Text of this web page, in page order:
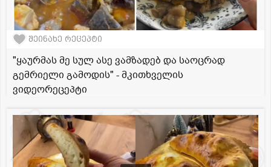
შეინახე რეცეპტი
"ყაურმას მე სულ ასე ვამზადებ და საოცრად
გემრიელი გამოდის" - მკითხველის
ვიდეორეცეპტი